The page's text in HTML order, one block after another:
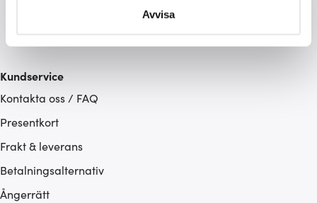
Du kan ändra eller dra tillbaka ditt samtycke när som
ska anpassas efter det som vi tror att du tycker om. Det
gör också att vi kan analysera vår trafik och göra
som du vill dela med dig av.
Avvisa
Kundservice
Kontakta oss / FAQ
Presentkort
Frakt & leverans
Betalningsalternativ
Ångerrätt